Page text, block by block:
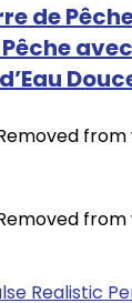
de
from
from